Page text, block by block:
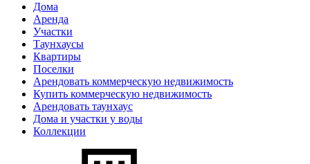
Дома
Аренда
Участки
Таунхаусы
Квартиры
Поселки
Арендовать коммерческую недвижимость
Купить коммерческую недвижимость
Арендовать таунхаус
Дома и участки у воды
Коллекции